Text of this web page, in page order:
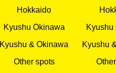
Hokkaido
Kyushu Okinawa
Kyushu & Okinawa
Other spots
Kyushu
Kyushu